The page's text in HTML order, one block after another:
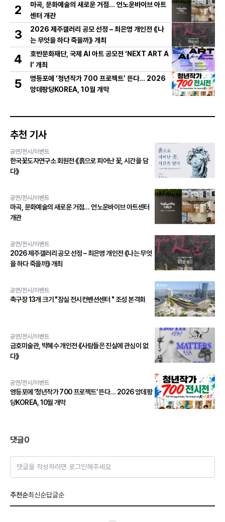
2
마곡, 문화예술의 새로운 거점… 언노운바이브 아트
센터 개관
3
2026 제주갤러리 공모 선정 – 최은영 개인전 《나
는 무엇을 하다 죽을까》 개최
4
호반문화재단, 국제 AI 아트 공모전 ‘NEXT ART A
I’ 개최
5
영등포에 ‘청년작가 700 프로젝트’ 뜬다… 2026
앙데팡당KOREA, 10월 개막
추천 기사
공연/전시/이벤트
한국꽃도자연구소 회원전 《흙으로 피어난 꽃, 시간을 담
다》
공연/전시/이벤트
마곡, 문화예술의 새로운 거점… 언노운바이브 아트센터
개관
공연/전시/이벤트
2026 제주갤러리 공모 선정 – 최은영 개인전 《나는 무엇
을 하다 죽을까》 개최
공연/전시/이벤트
축구장 13개 크기 "잠실 전시컨벤션센터 " 조성 본격화
공연/전시/이벤트
금호미술관, 박혜수 개인전 《사람들은 진실에 관심이 없
다》
공연/전시/이벤트
영등포에 ‘청년작가 700 프로젝트’ 뜬다… 2026 앙데팡
당KOREA, 10월 개막
댓글0
댓글을 작성하려면 로그인해주세요
추천순최신순답글순